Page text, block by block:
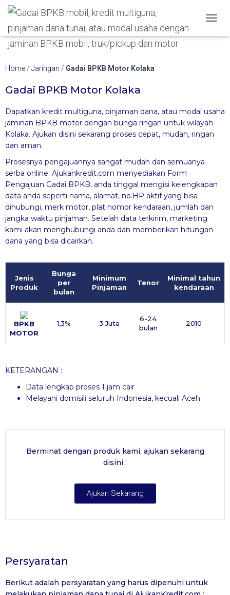
Home / Jaringan / Gadai BPKB Motor Kolaka
Gadai BPKB Motor Kolaka
Dapatkan kredit multiguna, pinjaman dana, atau modal usaha
jaminan BPKB motor dengan bunga ringan untuk wilayah
Kolaka. Ajukan disini sekarang proses cepat, mudah, ringan
dan aman.
Prosesnya pengajuannya sangat mudah dan semuanya
serba online. Ajukankredit.com menyediakan Form
Pengajuan Gadai BPKB, anda tinggal mengisi kelengkapan
data anda seperti nama, alamat, no.HP aktif yang bisa
dihubungi, merk motor, plat nomor kendaraan, jumlah dan
jangka waktu pinjaman. Setelah data terkirim, marketing
kami akan menghubungi anda dan memberikan hitungan
dana yang bisa dicairkan.
Jenis
Produk
Bunga
per
bulan
Minimum
Pinjaman
Tenor
Minimal tahun
kendaraan
BPKB
MOTOR
1,3% 3 Juta
6-24
bulan
2010
KETERANGAN :
Data lengkap proses 1 jam cair
Melayani domisili seluruh Indonesia, kecuali Aceh
Berminat dengan produk kami, ajukan sekarang
disini :
Ajukan Sekarang
Persyaratan
Berikut adalah persyaratan yang harus dipenuhi untuk